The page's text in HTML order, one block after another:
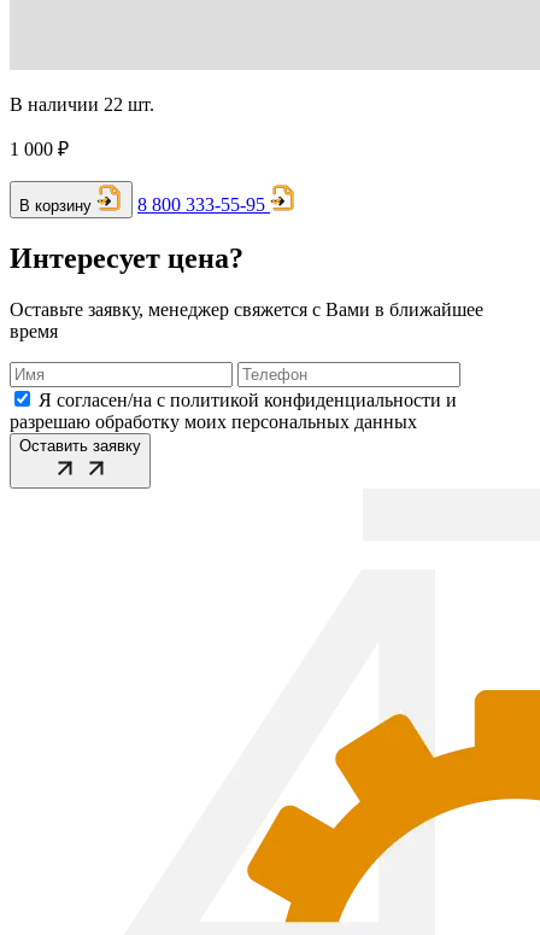
В наличии 22 шт.
1 000 ₽
В корзину 8 800 333-55-95
Интересует цена?
Оставьте заявку, менеджер свяжется с Вами в ближайшее
время
Я согласен/на с политикой конфиденциальности и
разрешаю обработку моих персональных данных
Оставить заявку